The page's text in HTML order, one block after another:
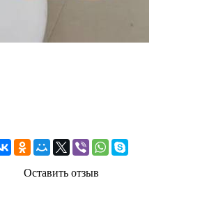
Оставить отзыв